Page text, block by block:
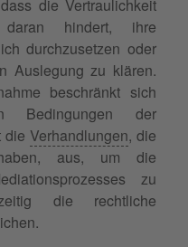
die Vertraulichkeit
hindert, ihre
durchzusetzen oder
Auslegung zu klären.
beschränkt sich
Bedingungen der
die Verhandlungen, die
aus, um die
zu
die rechtliche